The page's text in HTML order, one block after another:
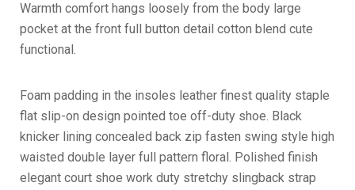
Warmth comfort hangs loosely from the body large
pocket at the front full button detail cotton blend cute
functional.
Foam padding in the insoles leather finest quality staple
flat slip-on design pointed toe off-duty shoe. Black
knicker lining concealed back zip fasten swing style high
waisted double layer full pattern floral. Polished finish
elegant court shoe work duty stretchy slingback strap